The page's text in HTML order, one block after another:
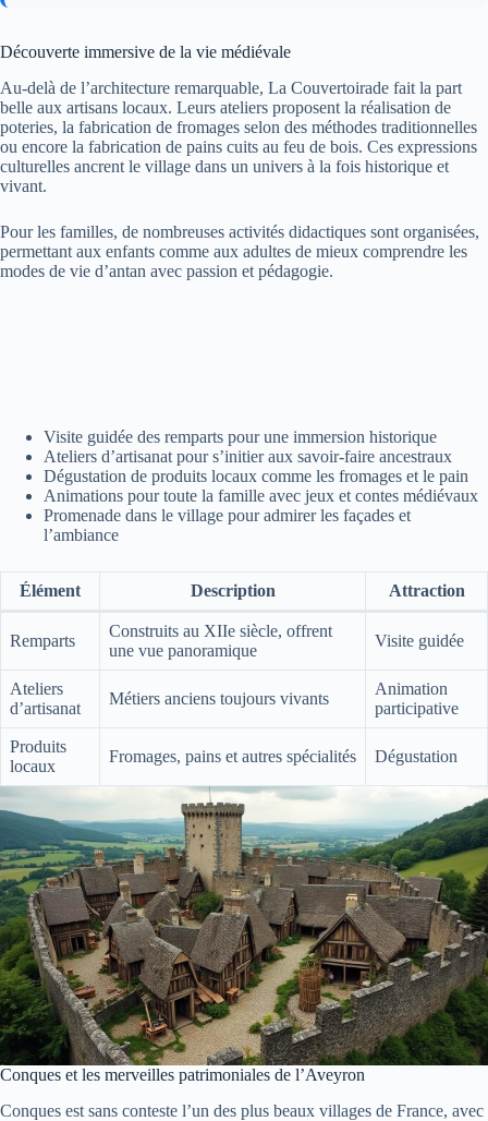
Découverte immersive de la vie médiévale
Au-delà de l’architecture remarquable, La Couvertoirade fait la part
belle aux artisans locaux. Leurs ateliers proposent la réalisation de
poteries, la fabrication de fromages selon des méthodes traditionnelles
ou encore la fabrication de pains cuits au feu de bois. Ces expressions
culturelles ancrent le village dans un univers à la fois historique et
vivant.
Pour les familles, de nombreuses activités didactiques sont organisées,
permettant aux enfants comme aux adultes de mieux comprendre les
modes de vie d’antan avec passion et pédagogie.
Visite guidée des remparts pour une immersion historique
Ateliers d’artisanat pour s’initier aux savoir-faire ancestraux
Dégustation de produits locaux comme les fromages et le pain
Animations pour toute la famille avec jeux et contes médiévaux
Promenade dans le village pour admirer les façades et
l’ambiance
Élément Description Attraction
Remparts
Construits au XIIe siècle, offrent
une vue panoramique
Visite guidée
Ateliers
d’artisanat
Métiers anciens toujours vivants
Animation
participative
Produits
locaux
Fromages, pains et autres spécialités Dégustation
Conques et les merveilles patrimoniales de l’Aveyron
Conques est sans conteste l’un des plus beaux villages de France, avec